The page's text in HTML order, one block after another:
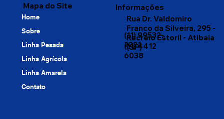
Informações
Rua Dr. Valdomiro
Franco da Silveira, 295 -
Recreio Estoril - Atibaia
(SP)
(11) 99532-
2221
(11) 4412
6038
Mapa do Site
Home
Sobre
Linha Pesada
Linha Agrícola
Linha Amarela
Contato